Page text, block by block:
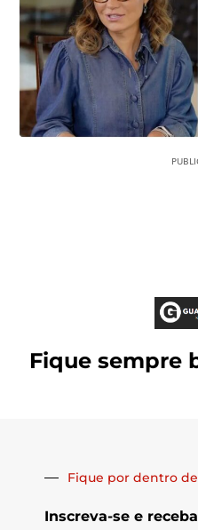
Fique sempre
Fique por dentro
Inscreva-se e